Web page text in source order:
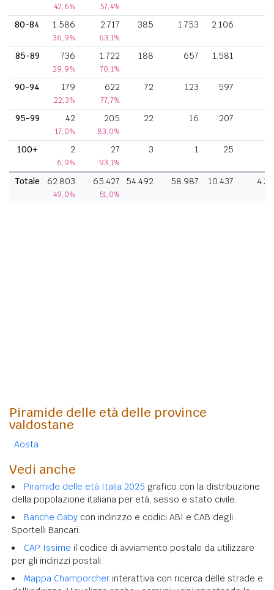
42,6% 57,4%
80-84 1.586
36,9%
2.717
63,1%
385 1.753 2.106
85-89 736
29,9%
1.722
70,1%
188 657 1.581
90-94 179
22,3%
622
77,7%
72 123 597
95-99 42
17,0%
205
83,0%
22 16 207
100+ 2
6,9%
27
93,1%
3 1 25
Totale 62.803
49,0%
65.427
51,0%
54.492 58.987 10.437
Piramide delle età delle province
valdostane
Aosta
Vedi anche
Piramide delle età Italia 2025 grafico con la distribuzione
della popolazione italiana per età, sesso e stato civile.
Banche Gaby con indirizzo e codici ABI e CAB degli
Sportelli Bancari.
CAP Issime il codice di avviamento postale da utilizzare
per gli indirizzi postali.
Mappa Champorcher interattiva con ricerca delle strade e